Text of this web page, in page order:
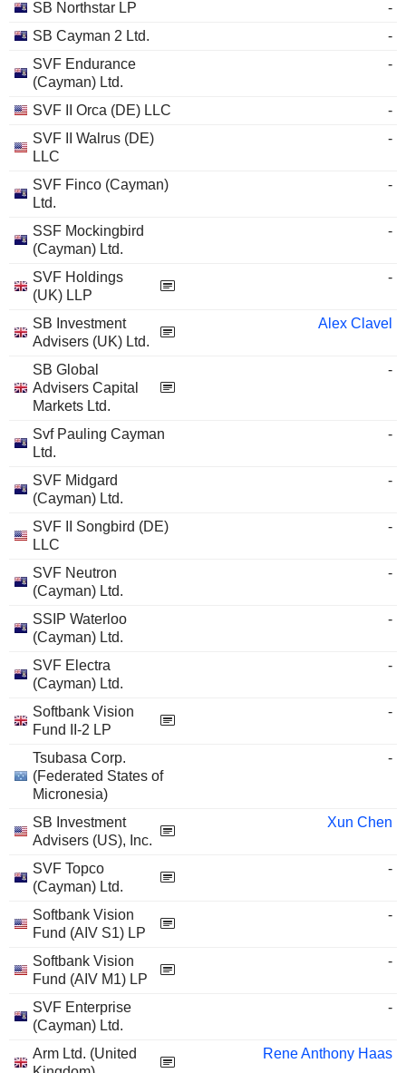
SB Northstar LP
-
SB Cayman 2 Ltd.
-
SVF Endurance
(Cayman) Ltd.
-
SVF II Orca (DE) LLC
-
SVF II Walrus (DE)
LLC
-
SVF Finco (Cayman)
Ltd.
-
SSF Mockingbird
(Cayman) Ltd.
-
SVF Holdings
(UK) LLP
-
SB Investment
Advisers (UK) Ltd.
Alex Clavel
SB Global
Advisers Capital
Markets Ltd.
-
Svf Pauling Cayman
Ltd.
-
SVF Midgard
(Cayman) Ltd.
-
SVF II Songbird (DE)
LLC
-
SVF Neutron
(Cayman) Ltd.
-
SSIP Waterloo
(Cayman) Ltd.
-
SVF Electra
(Cayman) Ltd.
-
Softbank Vision
Fund II-2 LP
-
Tsubasa Corp.
(Federated States of
Micronesia)
-
SB Investment
Advisers (US), Inc.
Xun Chen
SVF Topco
(Cayman) Ltd.
-
Softbank Vision
Fund (AIV S1) LP
-
Softbank Vision
Fund (AIV M1) LP
-
SVF Enterprise
(Cayman) Ltd.
-
Arm Ltd. (United
Rene Anthony Haas